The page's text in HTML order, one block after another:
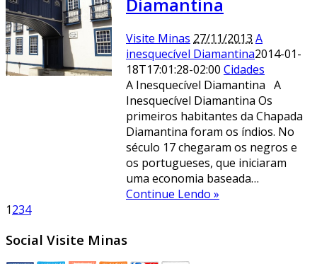
Visite Minas 27/11/2013 A
inesquecível Diamantina2014-01-
18T17:01:28-02:00 Cidades
A Inesquecível Diamantina A
Inesquecível Diamantina Os
primeiros habitantes da Chapada
Diamantina foram os índios. No
século 17 chegaram os negros e
os portugueses, que iniciaram
uma economia baseada…
Continue Lendo »
1234
Social Visite Minas